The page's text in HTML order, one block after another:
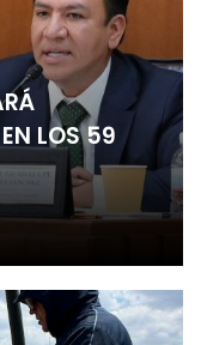
LOS 59